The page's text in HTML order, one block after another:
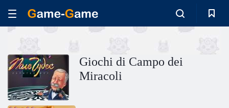
Giochi di Campo dei
Miracoli